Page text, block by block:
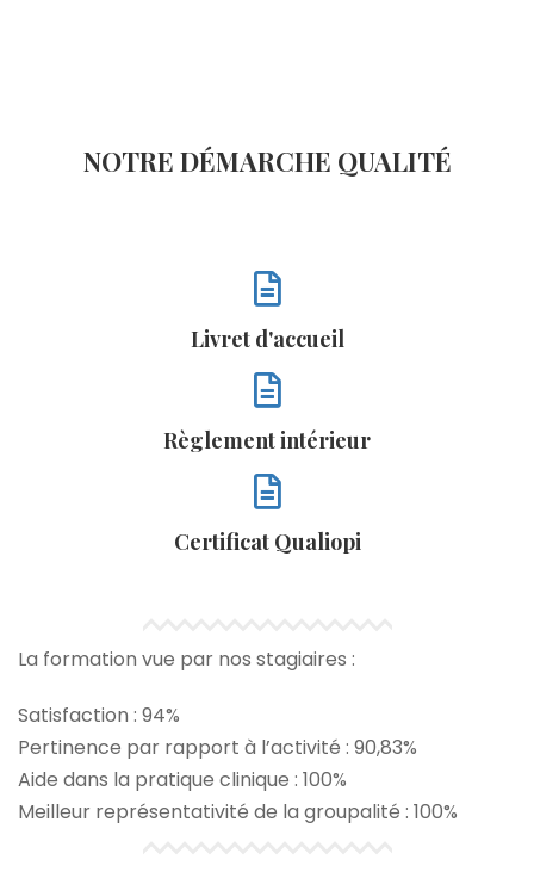
NOTRE DÉMARCHE QUALITÉ
Livret d'accueil
Règlement intérieur
Certificat Qualiopi
La formation vue par nos stagiaires :
Satisfaction : 94%
Pertinence par rapport à l’activité : 90,83%
Aide dans la pratique clinique : 100%
Meilleur représentativité de la groupalité : 100%